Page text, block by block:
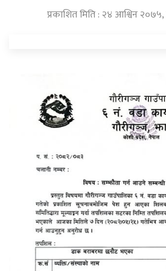
प्रकाशित मिति : २४ आश्विन